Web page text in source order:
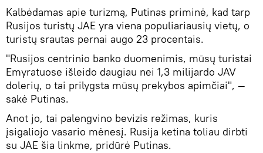
Kalbėdamas apie turizmą, Putinas priminė, kad tarp
Rusijos turistų JAE yra viena populiariausių vietų, o
turistų srautas pernai augo 23 procentais.
"Rusijos centrinio banko duomenimis, mūsų turistai
Emyratuose išleido daugiau nei 1,3 milijardo JAV
dolerių, o tai prilygsta mūsų prekybos apimčiai", —
sakė Putinas.
Anot jo, tai palengvino bevizis režimas, kuris
įsigaliojo vasario mėnesį. Rusija ketina toliau dirbti
su JAE šia linkme, pridūrė Putinas.